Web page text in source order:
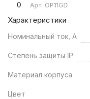
0 Арт. OP11GD
Характеристики
Номинальный ток, А
Степень защиты IP
Материал корпуса
Цвет